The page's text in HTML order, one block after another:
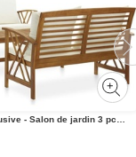
Maison Exclusive - Salon de jardin 3 pcs avec coussins Bois dacacia massif